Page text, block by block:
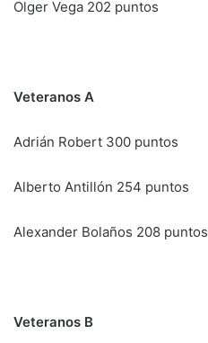
Olger Vega 202 puntos
Veteranos A
Adrián Robert 300 puntos
Alberto Antillón 254 puntos
Alexander Bolaños 208 puntos
Veteranos B